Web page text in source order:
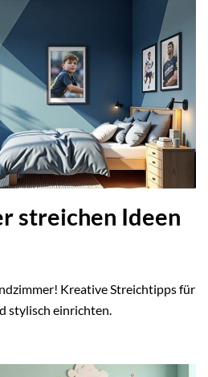
streichen Ideen
Kreative Streichtipps für
stylisch einrichten.